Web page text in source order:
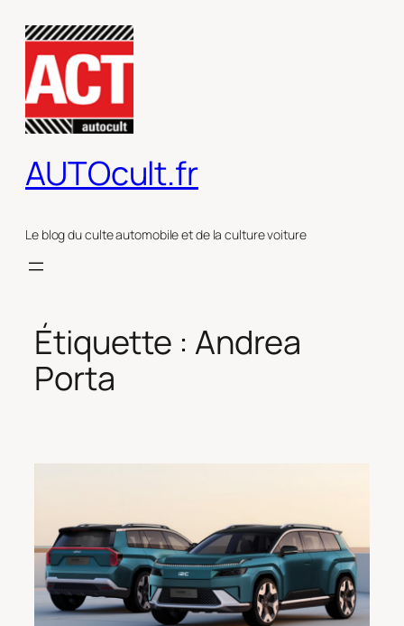
contenu
AUTOcult.fr
Le blog du culte automobile et de la culture voiture
Étiquette : Andrea
Porta